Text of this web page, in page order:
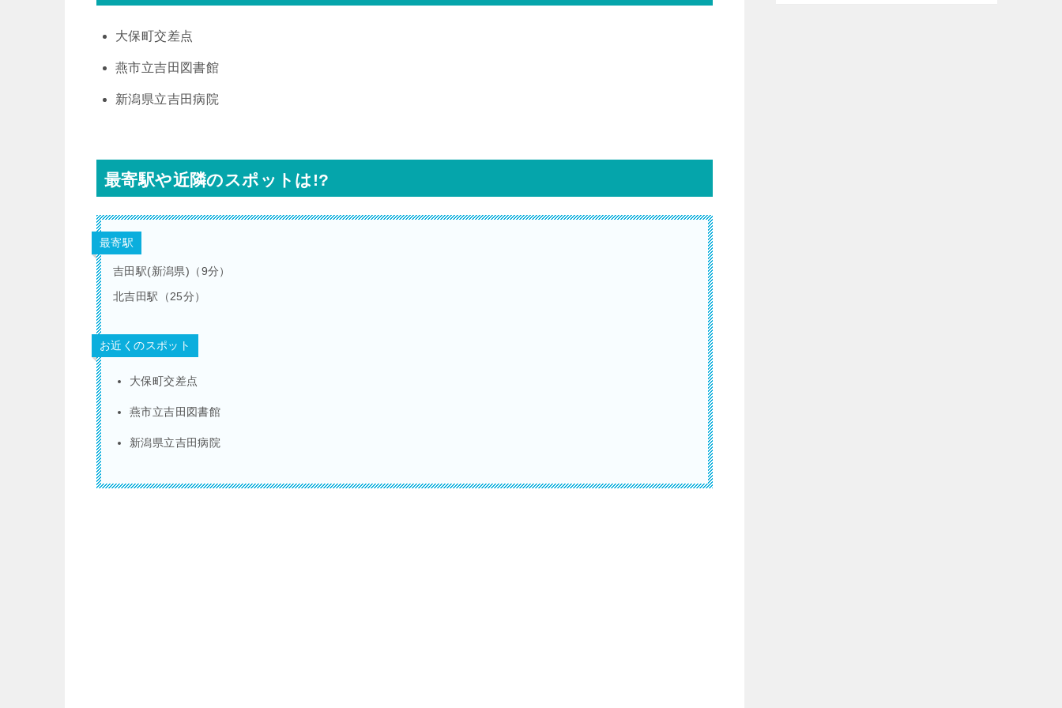
大保町交差点
燕市立吉田図書館
新潟県立吉田病院
最寄駅や近隣のスポットは!?
最寄駅
吉田駅(新潟県)（9分）
北吉田駅（25分）
お近くのスポット
大保町交差点
燕市立吉田図書館
新潟県立吉田病院